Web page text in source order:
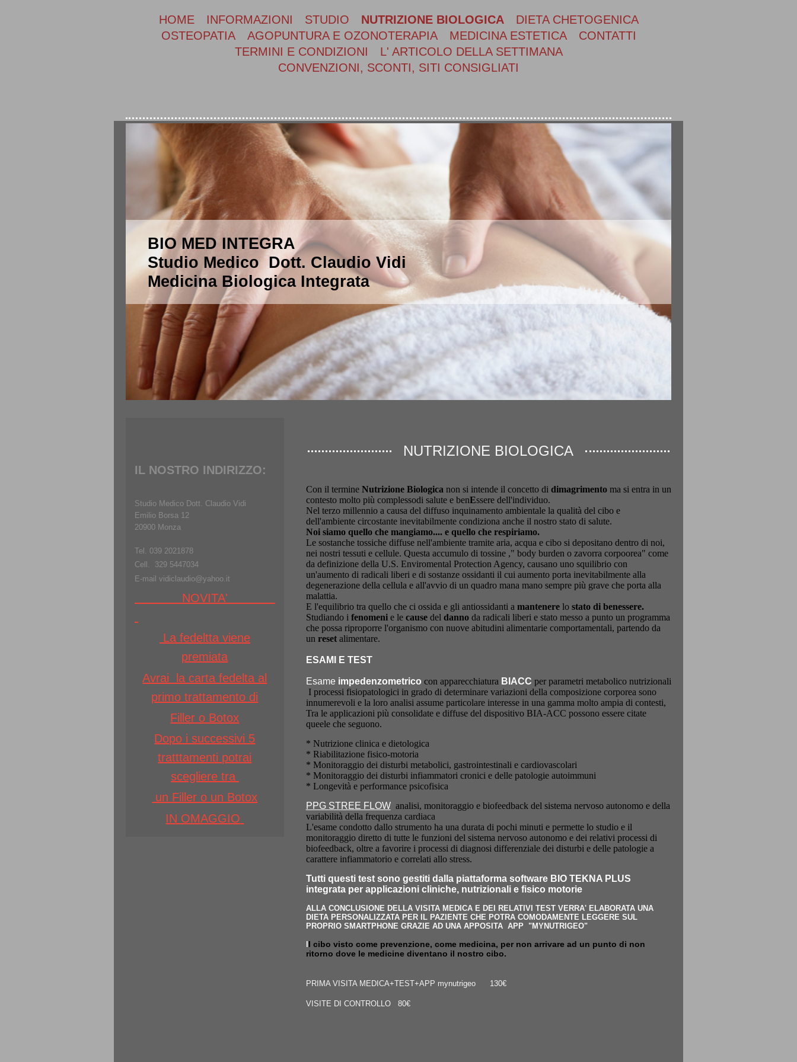
HOME INFORMAZIONI STUDIO NUTRIZIONE BIOLOGICA
DIETA CHETOGENICA
OSTEOPATIA
AGOPUNTURA E OZONOTERAPIA MEDICINA ESTETICA
CONTATTI
TERMINI E CONDIZIONI
L' ARTICOLO DELLA SETTIMANA
CONVENZIONI, SCONTI, SITI CONSIGLIATI
BIO MED INTEGRA
Studio Medico Dott. Claudio Vidi
Medicina Biologica Integrata
NUTRIZIONE BIOLOGICA
Con il termine Nutrizione Biologica non si intende il concetto di dimagrimentoma si entra in un
contesto molto più complessodi salute e benEssere dell'individuo.
Nel terzo millennio a causa del diffuso inquinamento ambientale la qualità del cibo e
dell'ambiente circostante inevitabilmente condiziona anche il nostro stato di salute.
Noi siamo quello che mangiamo.... e quello che respiriamo.
Le sostanche tossiche diffuse nell'ambiente tramite aria, acqua e cibo si depositano dentro di noi,
nei nostri tessuti e cellule. Questa accumulo di tossine ," body burden o zavorra corpoorea" come
da definizione della U.S. Enviromental Protection Agency, causano uno squilibrio con
un'aumento di radicali liberi e di sostanze ossidanti il cui aumento porta inevitabilmente alla
degenerazione della cellula e all'avvio di un quadro mana mano sempre più grave che porta alla
malattia.
E l'equilibrio tra quello che ci ossida e gli antiossidanti a mantenerelo stato di benessere.
Studiando i fenomenie le causedel dannoda radicali liberi e stato messo a punto un programma
che possa riproporre l'organismo con nuove abitudini alimentarie comportamentali, partendo da
un resetalimentare.
ESAMI E TEST
Esame impedenzometrico con apparecchiatura BIACC per parametri metabolico nutrizionali
I processi fisiopatologici in grado di determinare variazioni della composizione corporea sono
innumerevoli e la loro analisi assume particolare interesse in una gamma molto ampia di contesti,
Tra le applicazioni più consolidate e diffuse del dispositivo BIA-ACC possono essere citate
queele che seguono.
* Nutrizione clinica e dietologica
* Riabilitazione fisico-motoria
* Monitoraggio dei disturbi metabolici, gastrointestinali e cardiovascolari
* Monitoraggio dei disturbi infiammatori cronici e delle patologie autoimmuni
* Longevità e performance psicofisica
PPG STREE FLOWanalisi, monitoraggio e biofeedback del sistema nervoso autonomo e della
variabilità della frequenza cardiaca
L'esame condotto dallo strumento ha una durata di pochi minuti e permette lo studio e il
monitoraggio diretto di tutte le funzioni del sistema nervoso autonomo e dei relativi processi di
biofeedback, oltre a favorire i processi di diagnosi differenziale dei disturbi e delle patologie a
carattere infiammatorio e correlati allo stress.
Tutti questi test sono gestiti dalla piattaforma software BIO TEKNA PLUS
integrata per applicazioni cliniche, nutrizionali e fisico motorie
ALLA CONCLUSIONE DELLA VISITA MEDICA E DEI RELATIVI TEST VERRA' ELABORATA UNA
DIETA PERSONALIZZATA PER IL PAZIENTE CHE POTRA COMODAMENTE LEGGERE SUL
PROPRIO SMARTPHONE GRAZIE AD UNA APPOSITA APP "MYNUTRIGEO"
l cibo visto come prevenzione, come medicina, per non arrivare ad un punto di non
ritorno dove le medicine diventano il nostro cibo.
PRIMA VISITA MEDICA+TEST+APP mynutrigeo 130€
VISITE DI CONTROLLO 80€
IL NOSTRO INDIRIZZO:
Studio Medico Dott. Claudio Vidi
Emilio Borsa 12
20900 Monza
Tel. 039 2021878
Cell. 329 5447034
E-mail vidiclaudio@yahoo.it
NOVITA'
La fedeltta viene
premiata
Avrai la carta fedelta al
primo trattamento di
Filler o Botox
Dopo i successivi 5
tratttamenti potrai
scegliere tra
un Filler o un Botox
IN OMAGGIO